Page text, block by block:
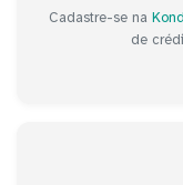
Cadastre-se na
de